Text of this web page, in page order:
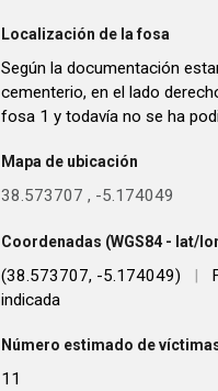
Localización de la fosa
Según la documentación
cementerio, en el lado
fosa 1 y todavía no se ha
Mapa de ubicación
38.573707 , -5.174049
Coordenadas (WGS84 - lat/
(38.573707, -5.174049) |
indicada
Número estimado de
11